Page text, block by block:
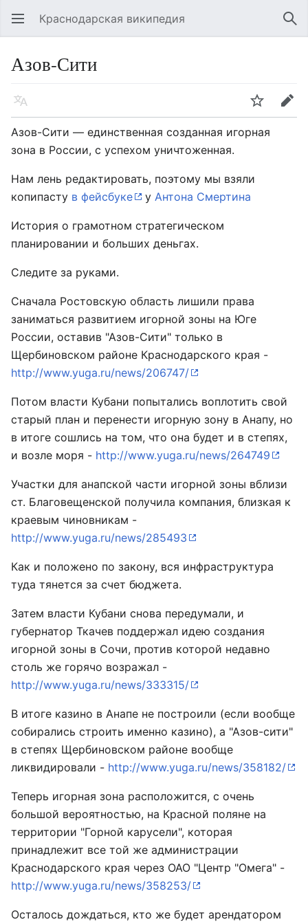
Открыть главное меню Краснодарская википедия
Азов-Сити
Язык Следить
Азов-Сити — единственная созданная игорная
зона в России, с успехом уничтоженная.
Нам лень редактировать, поэтому мы взяли
копипасту в фейсбуке у Антона Смертина
История о грамотном стратегическом
планировании и больших деньгах.
Следите за руками.
Сначала Ростовскую область лишили права
заниматься развитием игорной зоны на Юге
России, оставив "Азов-Сити" только в
Щербиновском районе Краснодарского края -
http://www.yuga.ru/news/206747/
Потом власти Кубани попытались воплотить свой
старый план и перенести игорную зону в Анапу, но
в итоге сошлись на том, что она будет и в степях,
и возле моря - http://www.yuga.ru/news/264749
Участки для анапской части игорной зоны вблизи
ст. Благовещенской получила компания, близкая к
краевым чиновникам -
http://www.yuga.ru/news/285493
Как и положено по закону, вся инфраструктура
туда тянется за счет бюджета.
Затем власти Кубани снова передумали, и
губернатор Ткачев поддержал идею создания
игорной зоны в Сочи, против которой недавно
столь же горячо возражал -
http://www.yuga.ru/news/333315/
В итоге казино в Анапе не построили (если вообще
собирались строить именно казино), а "Азов-сити"
в степях Щербиновском районе вообще
ликвидировали - http://www.yuga.ru/news/358182/
Теперь игорная зона расположится, с очень
большой вероятностью, на Красной поляне на
территории "Горной карусели", которая
принадлежит все той же администрации
Краснодарского края через ОАО "Центр "Омега" -
http://www.yuga.ru/news/358253/
Осталось дождаться, кто же будет арендатором